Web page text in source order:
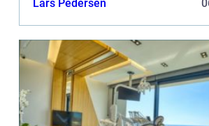
Lars Pedersen